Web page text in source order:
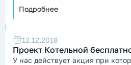
Подробнее
12.12.2018
Проект Котельной
У нас действует акция при